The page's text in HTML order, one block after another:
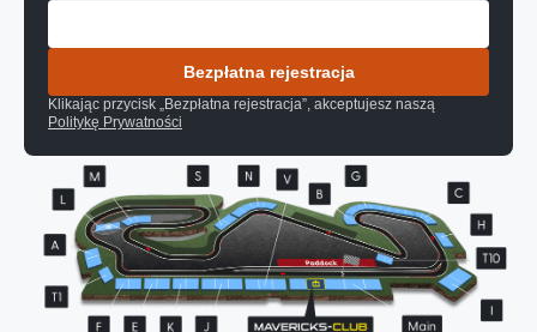
Bezpłatna rejestracja
Klikając przycisk „Bezpłatna rejestracja”, akceptujesz naszą
Politykę Prywatności